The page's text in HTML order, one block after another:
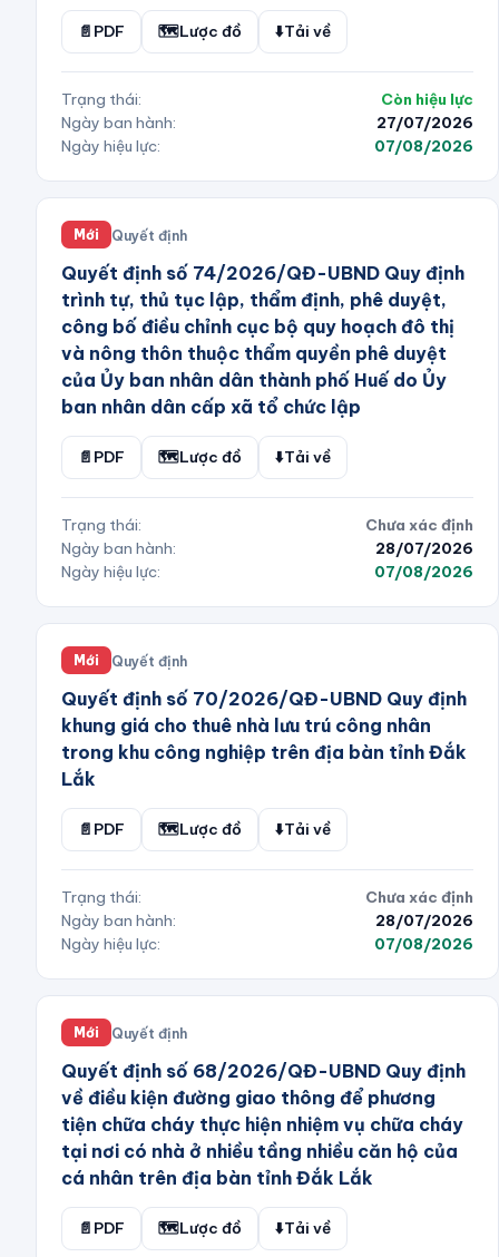
📄 PDF 🗺️Lược đồ ⬇️Tải về
Trạng thái:
Còn hiệu lực
Ngày ban hành:
27/07/2026
Ngày hiệu lực:
07/08/2026
Mới Quyết định
Quyết định số 74/2026/QĐ-UBND Quy định
trình tự, thủ tục lập, thẩm định, phê duyệt,
công bố điều chỉnh cục bộ quy hoạch đô thị
và nông thôn thuộc thẩm quyền phê duyệt
của Ủy ban nhân dân thành phố Huế do Ủy
ban nhân dân cấp xã tổ chức lập
📄 PDF 🗺️Lược đồ ⬇️Tải về
Trạng thái:
Chưa xác định
Ngày ban hành:
28/07/2026
Ngày hiệu lực:
07/08/2026
Mới Quyết định
Quyết định số 70/2026/QĐ-UBND Quy định
khung giá cho thuê nhà lưu trú công nhân
trong khu công nghiệp trên địa bàn tỉnh Đắk
Lắk
📄 PDF 🗺️Lược đồ ⬇️Tải về
Trạng thái:
Chưa xác định
Ngày ban hành:
28/07/2026
Ngày hiệu lực:
07/08/2026
Mới Quyết định
Quyết định số 68/2026/QĐ-UBND Quy định
về điều kiện đường giao thông để phương
tiện chữa cháy thực hiện nhiệm vụ chữa cháy
tại nơi có nhà ở nhiều tầng nhiều căn hộ của
cá nhân trên địa bàn tỉnh Đắk Lắk
📄 PDF 🗺️Lược đồ ⬇️Tải về